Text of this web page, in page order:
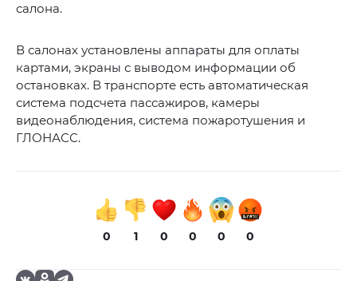
салона.
В салонах установлены аппараты для оплаты
картами, экраны с выводом информации об
остановках. В транспорте есть автоматическая
система подсчета пассажиров, камеры
видеонаблюдения, система пожаротушения и
ГЛОНАСС.
0 1 0 0 0 0